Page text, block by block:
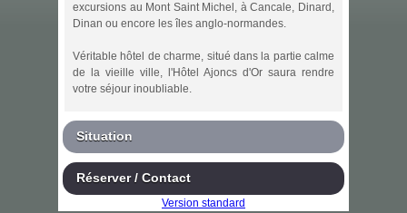
excursions au Mont Saint Michel, à Cancale, Dinard,
Dinan ou encore les îles anglo-normandes.
Véritable hôtel de charme, situé dans la partie calme
de la vieille ville, l'Hôtel Ajoncs d'Or saura rendre
votre séjour inoubliable.
Situation
Réserver / Contact
Version standard